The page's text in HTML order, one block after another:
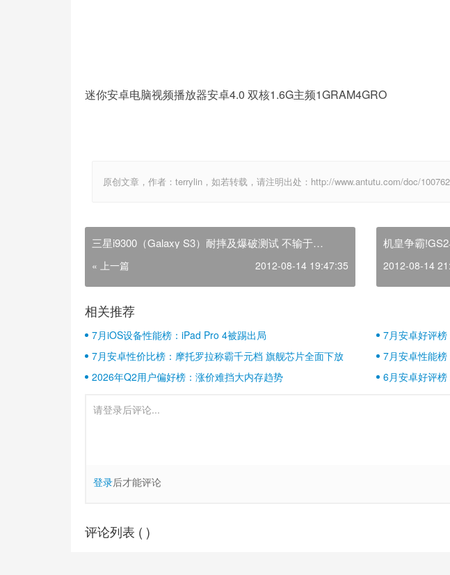
迷你安卓电脑视频播放器安卓4.0 双核1.6G主频1GRAM4GRO
原创文章，作者：terrylin，如若转载，请注明出处：http://www.antutu.com/doc/
三星i9300（Galaxy S3）耐摔及爆破测试 不输于
« 上一篇 2012-08-14 19:47:35
机皇争霸
2012-08-14
相关推荐
7月iOS设备性能榜：iPad Pro 4被踢出局
7月安卓好评
壁江山
7月安卓性价比榜：摩托罗拉称霸千元档 旗舰芯片全面下放
7月安卓性能
2026年Q2用户偏好榜：涨价难挡大内存趋势
6月安卓好评
登录后才能评论
评论列表 ( )